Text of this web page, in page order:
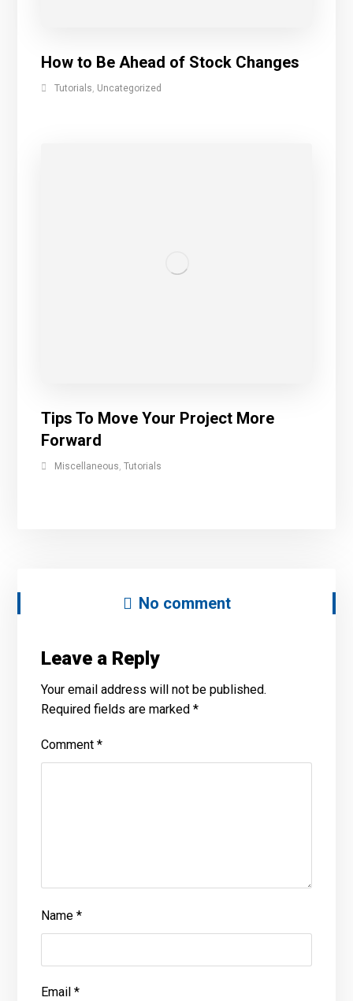
How to Be Ahead of Stock Changes
Tutorials, Uncategorized
Tips To Move Your Project More
Forward
Miscellaneous,Tutorials
No comment
Leave a Reply
Your email address will not be published.
Required fields are marked*
Comment*
Name*
Email*